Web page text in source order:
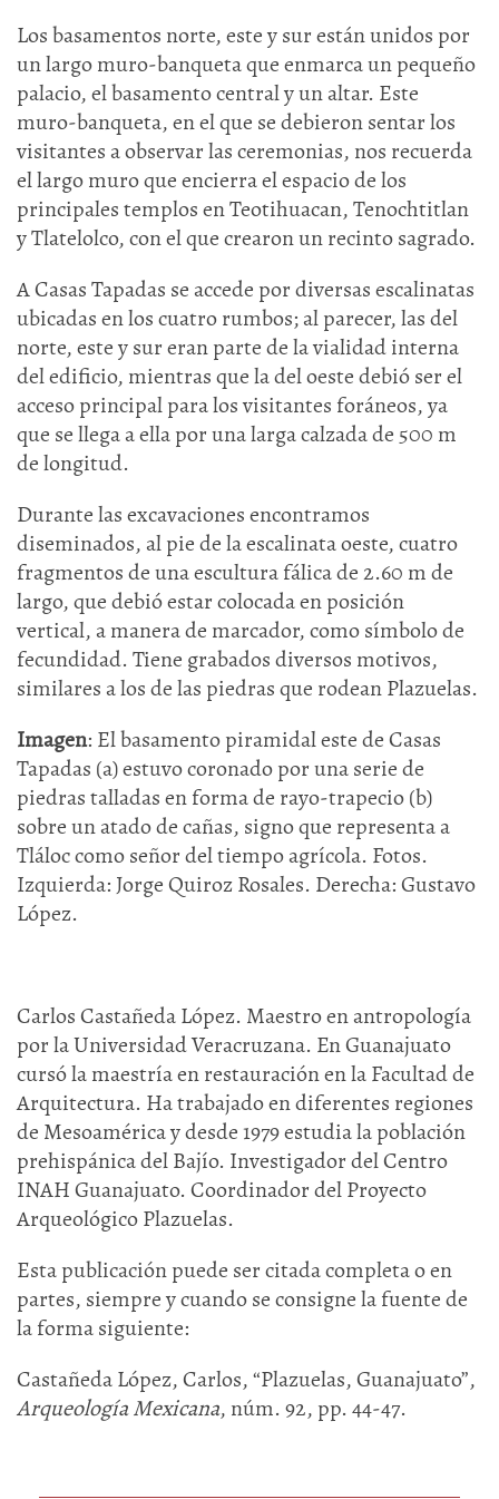
Los basamentos norte, este y sur están unidos por
un largo muro-banqueta que enmarca un pequeño
palacio, el basamento central y un altar. Este
muro-banqueta, en el que se debieron sentar los
visitantes a observar las ceremonias, nos recuerda
el largo muro que encierra el espacio de los
principales templos en Teotihuacan, Tenochtitlan
y Tlatelolco, con el que crearon un recinto sagrado.
A Casas Tapadas se accede por diversas escalinatas
ubicadas en los cuatro rumbos; al parecer, las del
norte, este y sur eran parte de la vialidad interna
del edificio, mientras que la del oeste debió ser el
acceso principal para los visitantes foráneos, ya
que se llega a ella por una larga calzada de 500 m
de longitud.
Durante las excavaciones encontramos
diseminados, al pie de la escalinata oeste, cuatro
fragmentos de una escultura fálica de 2.60 m de
largo, que debió estar colocada en posición
vertical, a manera de marcador, como símbolo de
fecundidad. Tiene grabados diversos motivos,
similares a los de las piedras que rodean Plazuelas.
Imagen: El basamento piramidal este de Casas
Tapadas (a) estuvo coronado por una serie de
piedras talladas en forma de rayo-trapecio (b)
sobre un atado de cañas, signo que representa a
Tláloc como señor del tiempo agrícola. Fotos.
Izquierda: Jorge Quiroz Rosales. Derecha: Gustavo
López.
Carlos Castañeda López. Maestro en antropología
por la Universidad Veracruzana. En Guanajuato
cursó la maestría en restauración en la Facultad de
Arquitectura. Ha trabajado en diferentes regiones
de Mesoamérica y desde 1979 estudia la población
prehispánica del Bajío. Investigador del Centro
INAH Guanajuato. Coordinador del Proyecto
Arqueológico Plazuelas.
Esta publicación puede ser citada completa o en
partes, siempre y cuando se consigne la fuente de
la forma siguiente:
Castañeda López, Carlos, “Plazuelas, Guanajuato”,
Arqueología Mexicana, núm. 92, pp. 44-47.